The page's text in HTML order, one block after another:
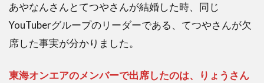
あやなんさんとてつやさんが結婚した時、同じ
YouTuberグループのリーダーである、てつやさんが欠
席した事実が分かりました。
東海オンエアのメンバーで出席したのは、りょうさん